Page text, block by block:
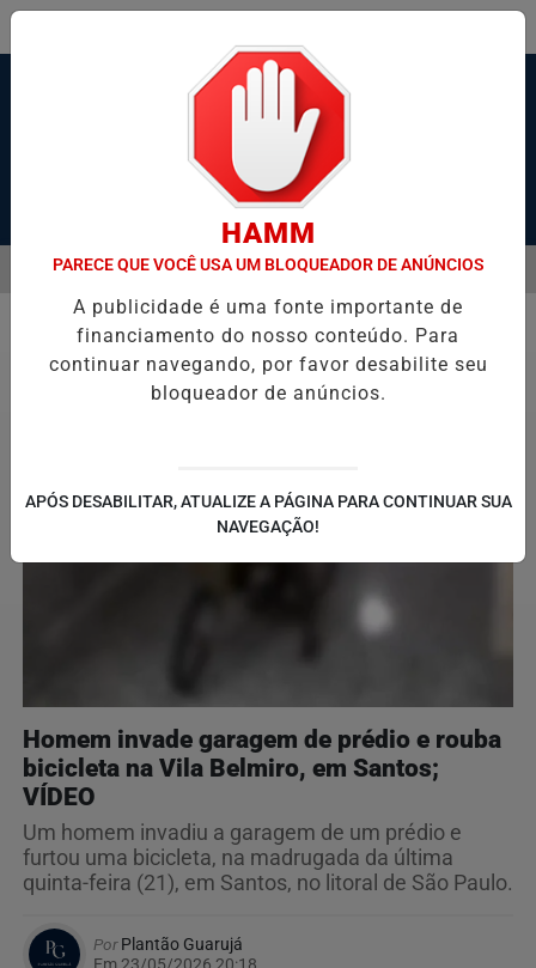
Pesquisar Notícia
SÃO VICENTE E GUARUJÁ MELHORAM DESEMPENHO
EM ALTA
MENU
Polícia
Homem invade garagem de prédio e rouba
bicicleta na Vila Belmiro, em Santos;
VÍDEO
Um homem invadiu a garagem de um prédio e
furtou uma bicicleta, na madrugada da última
quinta-feira (21), em Santos, no litoral de São Paulo.
PorPlantão Guarujá
HAMM
PARECE QUE VOCÊ USA UM BLOQUEADOR DE ANÚNCIOS
A publicidade é uma fonte importante de
financiamento do nosso conteúdo. Para
continuar navegando, por favor desabilite seu
bloqueador de anúncios.
APÓS DESABILITAR, ATUALIZE A PÁGINA PARA CONTINUAR SUA
NAVEGAÇÃO!